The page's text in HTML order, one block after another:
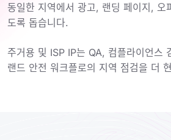
동일한 지역에서 광고, 랜딩 페이지, 오
도록 돕습니다.
주거용 및 ISP IP는 QA, 컴플라이언스
랜드 안전 워크플로의 지역 점검을 더